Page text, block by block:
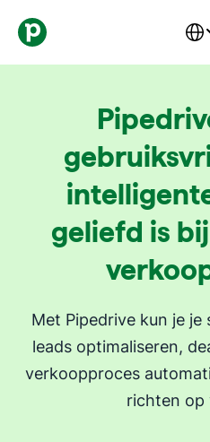
geliefd is
Met Pipedrive kun je je
leads optimaliseren,
verkoopproces
richten op